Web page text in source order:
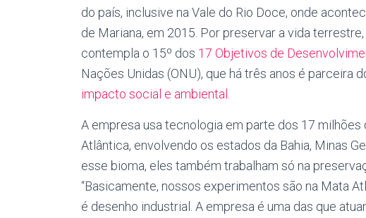
do país, inclusive na Vale do Rio Doce, onde
de Mariana, em 2015. Por preservar a vida
contempla o 15º dos 17 Objetivos de
Nações Unidas (ONU), que há três anos é parceira
impacto social e ambiental.
A empresa usa tecnologia em parte dos 17
Atlântica, envolvendo os estados da Bahia, Minas
esse bioma, eles também trabalham só na
“Basicamente, nossos experimentos são na Mata
é desenho industrial. A empresa é uma das que